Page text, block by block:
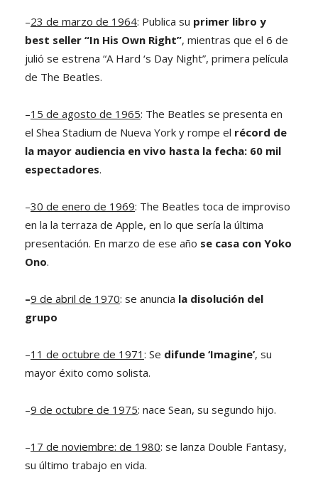
–23 de marzo de 1964: Publica su primer libro y
best seller “In His Own Right”, mientras que el 6 de
julió se estrena “A Hard ‘s Day Night”, primera película
de The Beatles.
–15 de agosto de 1965: The Beatles se presenta en
el Shea Stadium de Nueva York y rompe el récord de
la mayor audiencia en vivo hasta la fecha: 60 mil
espectadores.
–30 de enero de 1969: The Beatles toca de improviso
en la la terraza de Apple, en lo que sería la última
presentación. En marzo de ese año se casa con Yoko
Ono.
–9 de abril de 1970: se anuncia la disolución del
grupo
–11 de octubre de 1971 : Se difunde ‘Imagine’, su
mayor éxito como solista.
–9 de octubre de 1975: nace Sean, su segundo hijo.
–17 de noviembre: de 1980: se lanza Double Fantasy,
su último trabajo en vida.